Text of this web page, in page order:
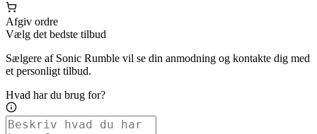
Afgiv ordre
Vælg det bedste tilbud
Sælgere af Sonic Rumble vil se din anmodning og kontakte dig med
et personligt tilbud.
Hvad har du brug for?